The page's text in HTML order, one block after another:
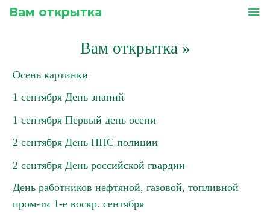
Вам открытка menu
Вам открытка»
Осень картинки
1 сентября День знаний
1 сентября Первый день осени
2 сентября День ППС полиции
2 сентября День российской гвардии
День работников нефтяной, газовой, топливной
пром-ти 1-е воскр. сентября